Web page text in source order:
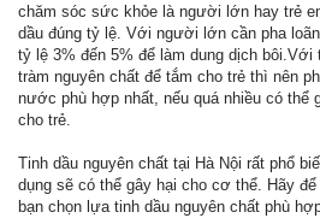
chăm sóc sức khỏe là người lớn hay trẻ
dầu đúng tỷ lệ. Với người lớn cần pha
tỷ lệ 3% đến 5% để làm dung dịch
tràm nguyên chất để tắm cho trẻ thì nên
nước phù hợp nhất, nếu quá nhiều có thể
cho trẻ.
Tinh dầu nguyên chất tại Hà Nội rất phổ
dụng sẽ có thể gây hại cho cơ thể. Hãy
bạn chọn lựa tinh dầu nguyên chất phù